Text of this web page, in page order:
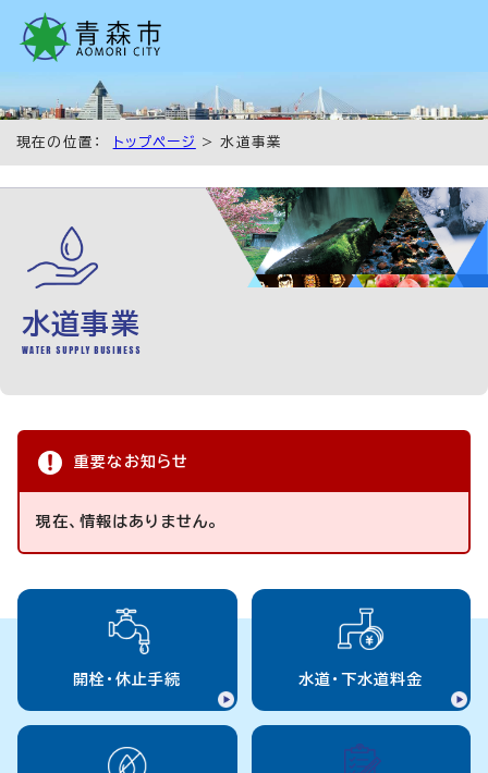
現在の位置： トップページ > 水道事業
水道事業
WATER SUPPLY BUSINESS
重要なお知らせ
現在、情報はありません。
開栓・休止手続 水道・下水道料金